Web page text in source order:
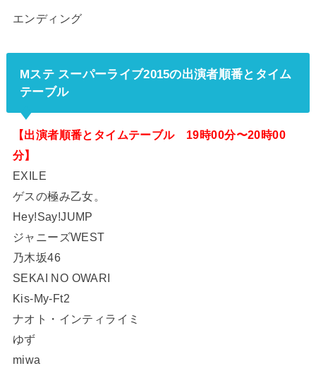
エンディング
Mステ スーパーライブ2015の出演者順番とタイム
テーブル
【出演者順番とタイムテーブル 19時00分〜20時00
分】
EXILE
ゲスの極み乙女。
Hey!Say!JUMP
ジャニーズWEST
乃木坂46
SEKAI NO OWARI
Kis-My-Ft2
ナオト・インティライミ
ゆず
miwa